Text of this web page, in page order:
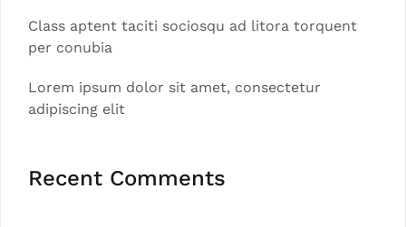
Class aptent taciti sociosqu ad litora torquent
per conubia
Lorem ipsum dolor sit amet, consectetur
adipiscing elit
Recent Comments